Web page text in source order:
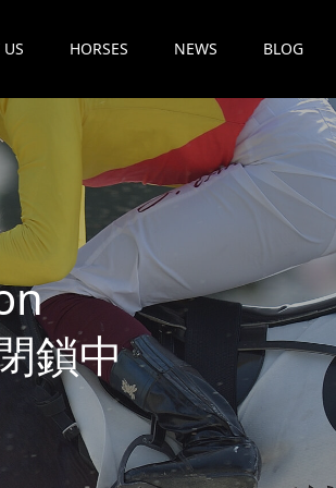
HORSES NEWS BLOG
n
鎖中